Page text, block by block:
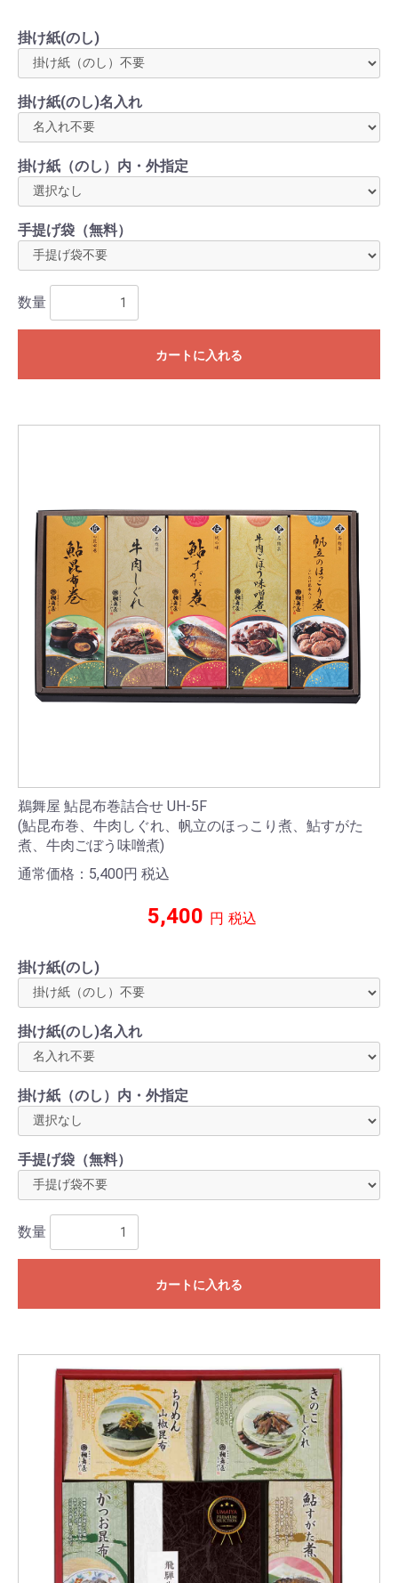
掛け紙(のし)
掛け紙(のし)名入れ
掛け紙（のし）内・外指定
手提げ袋（無料）
数量
カートに入れる
鵜舞屋 鮎昆布巻詰合せ UH-5F
(鮎昆布巻、牛肉しぐれ、帆立のほっこり煮、鮎すがた
煮、牛肉ごぼう味噌煮)
通常価格：5,400円 税込
5,400 円 税込
掛け紙(のし)
掛け紙(のし)名入れ
掛け紙（のし）内・外指定
手提げ袋（無料）
数量
カートに入れる